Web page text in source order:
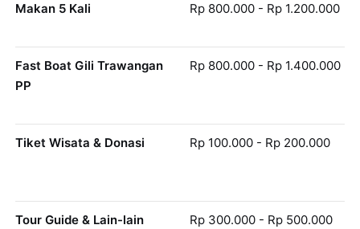
Makan 5 Kali Rp 800.000 - Rp 1.200.000
Fast Boat Gili Trawangan
PP
Rp 800.000 - Rp 1.400.000
Tiket Wisata & Donasi Rp 100.000 - Rp 200.000
Tour Guide & Lain-lain Rp 300.000 - Rp 500.000